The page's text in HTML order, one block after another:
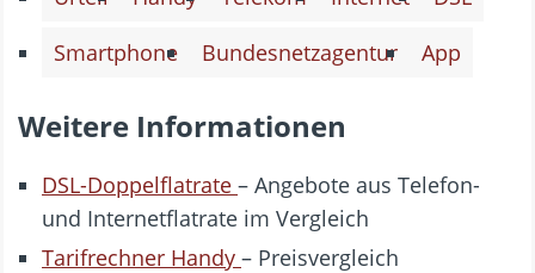
Smartphone
Bundesnetzagentur App
Weitere Informationen
DSL-Doppelflatrate – Angebote aus Telefon-
und Internetflatrate im Vergleich
Tarifrechner Handy – Preisvergleich